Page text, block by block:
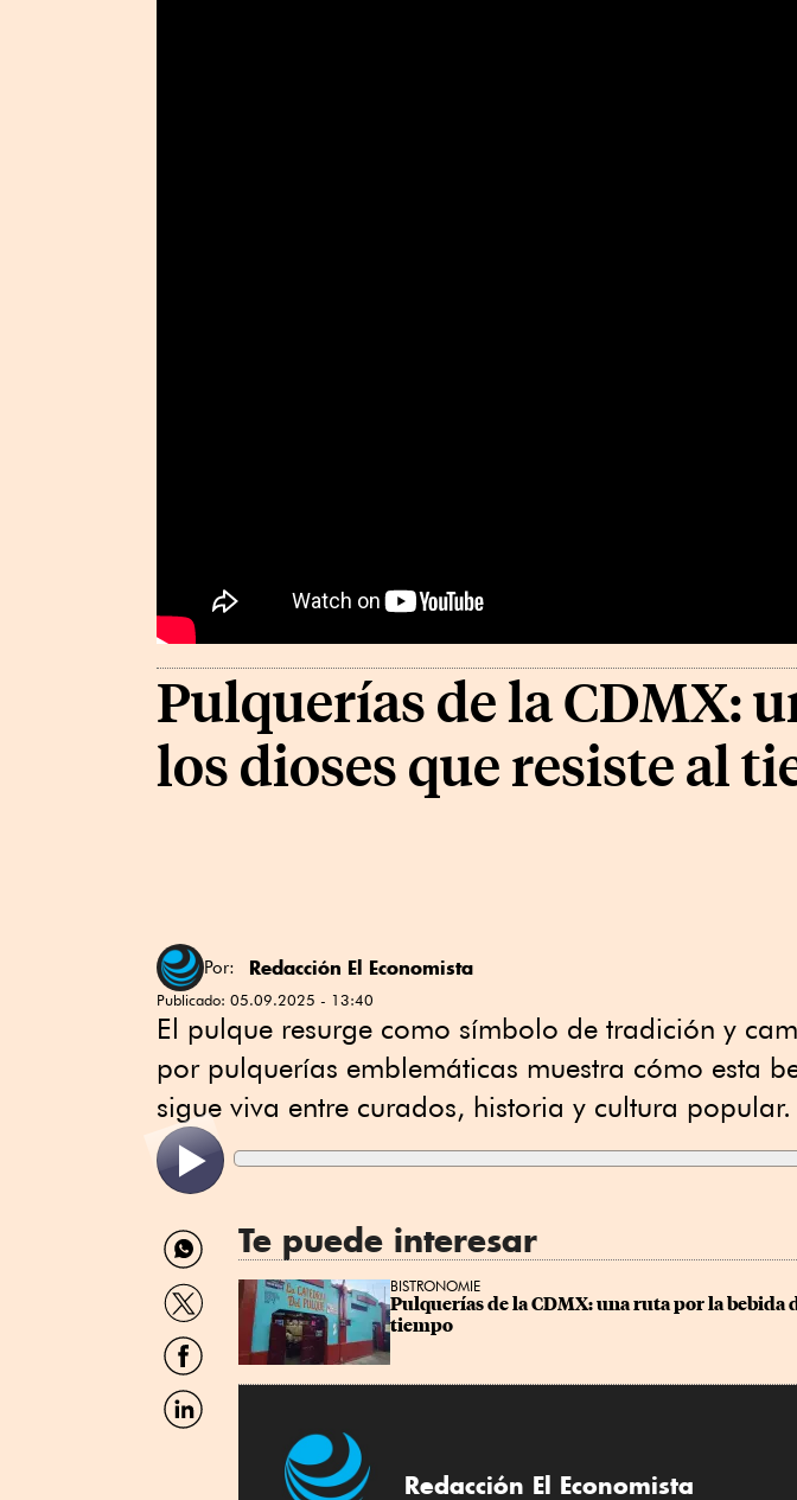
Pulquerías de la CDMX:
los dioses que resiste al
Por: Redacción El Economista
Publicado: 05.09.2025 - 13:40
El pulque resurge como símbolo de tradición y
por pulquerías emblemáticas muestra cómo esta
sigue viva entre curados, historia y cultura popular.
Compartir
por
WhatsApp
Compartir
por
Twitter
Compartir
por
Facebook
Compartir
por
Te puede interesar
BISTRONOMIE
Pulquerías de la CDMX: una ruta por la bebida
tiempo
Redacción El Economista